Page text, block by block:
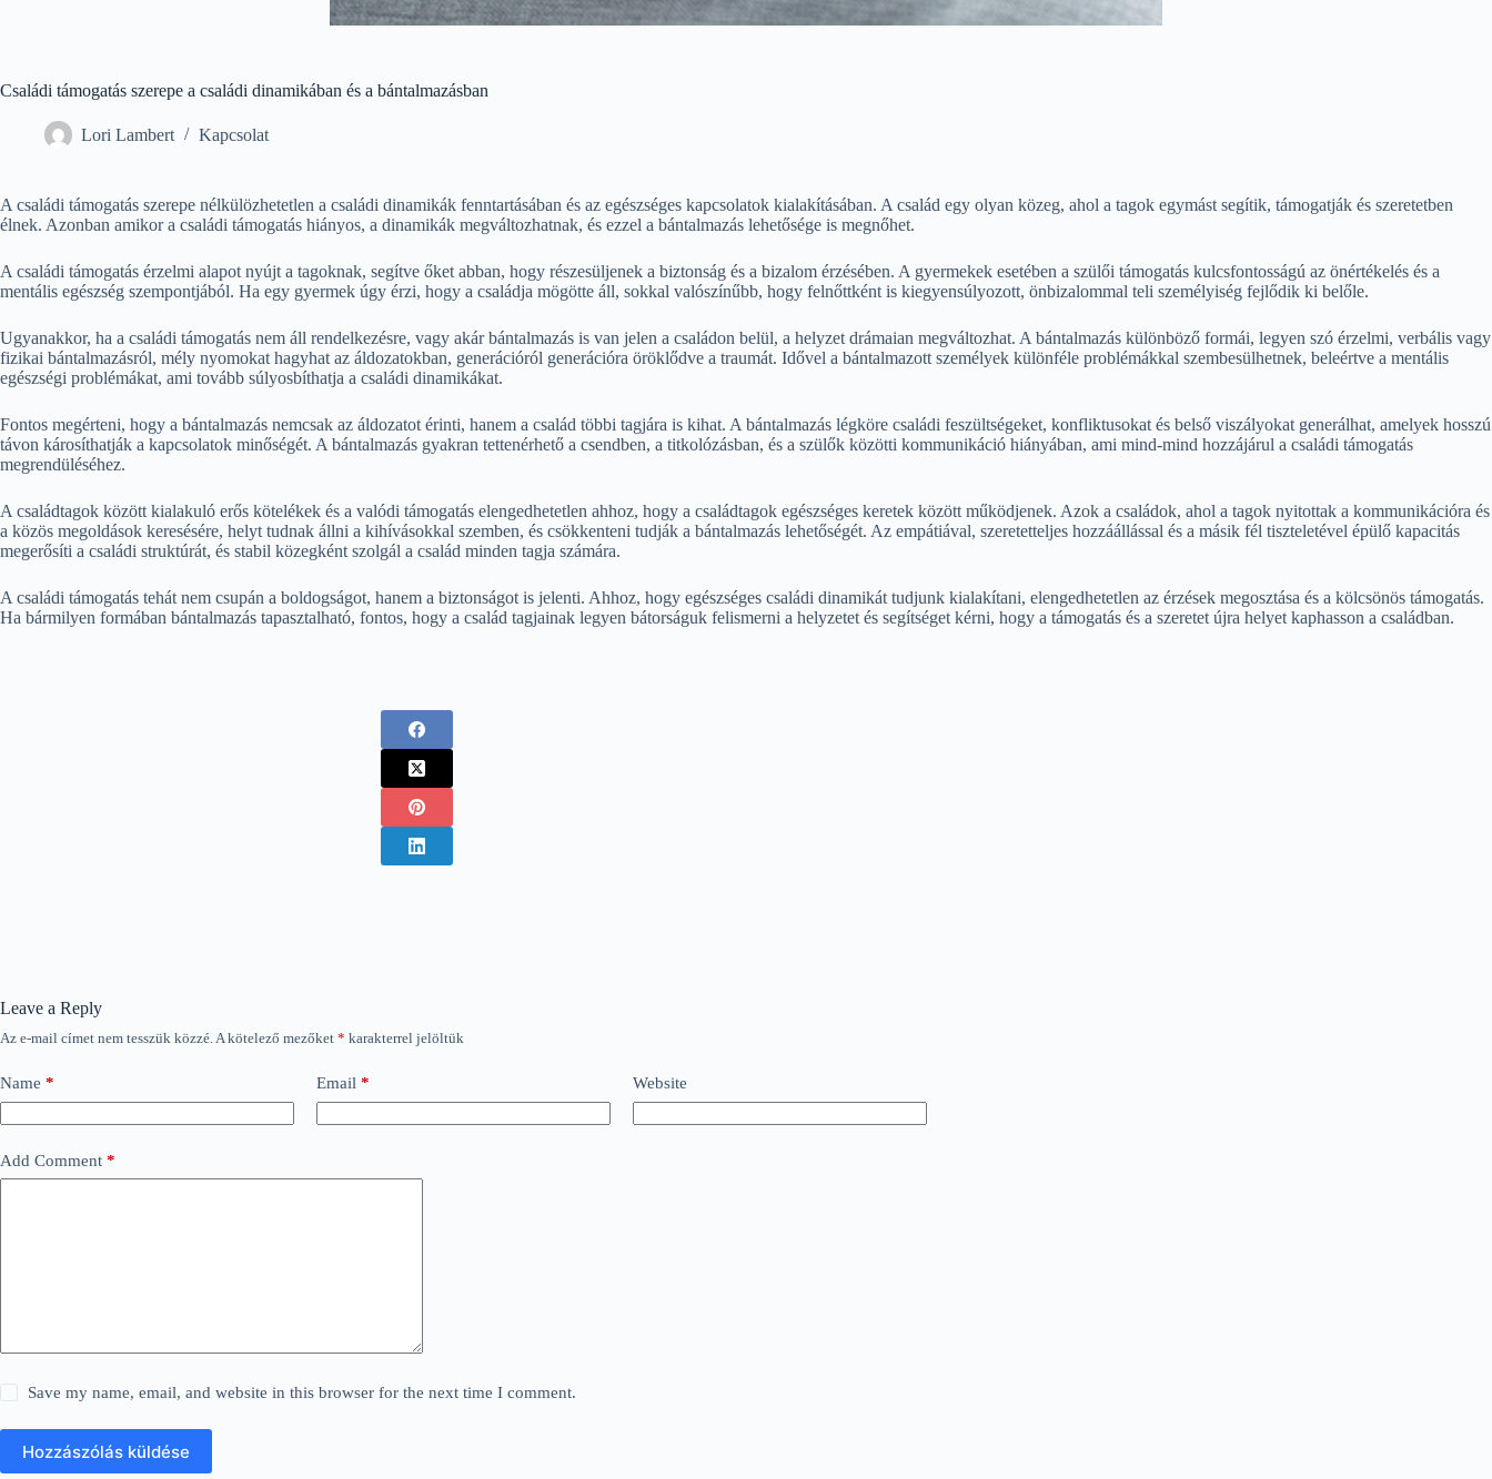
Családi támogatás szerepe a családi dinamikában és a bántalmazásban
Lori Lambert Kapcsolat
A családi támogatás szerepe nélkülözhetetlen a családi dinamikák fenntartásában és az egészséges kapcsolatok kialakításában. A család egy olyan közeg, ahol a tagok egymást segítik, támogatják és szeretetben
élnek. Azonban amikor a családi támogatás hiányos, a dinamikák megváltozhatnak, és ezzel a bántalmazás lehetősége is megnőhet.
A családi támogatás érzelmi alapot nyújt a tagoknak, segítve őket abban, hogy részesüljenek a biztonság és a bizalom érzésében. A gyermekek esetében a szülői támogatás kulcsfontosságú az önértékelés és a
mentális egészség szempontjából. Ha egy gyermek úgy érzi, hogy a családja mögötte áll, sokkal valószínűbb, hogy felnőttként is kiegyensúlyozott, önbizalommal teli személyiség fejlődik ki belőle.
Ugyanakkor, ha a családi támogatás nem áll rendelkezésre, vagy akár bántalmazás is van jelen a családon belül, a helyzet drámaian megváltozhat. A bántalmazás különböző formái, legyen szó érzelmi, verbális vagy
fizikai bántalmazásról, mély nyomokat hagyhat az áldozatokban, generációról generációra öröklődve a traumát. Idővel a bántalmazott személyek különféle problémákkal szembesülhetnek, beleértve a mentális
egészségi problémákat, ami tovább súlyosbíthatja a családi dinamikákat.
Fontos megérteni, hogy a bántalmazás nemcsak az áldozatot érinti, hanem a család többi tagjára is kihat. A bántalmazás légköre családi feszültségeket, konfliktusokat és belső viszályokat generálhat, amelyek hosszú
távon károsíthatják a kapcsolatok minőségét. A bántalmazás gyakran tettenérhető a csendben, a titkolózásban, és a szülők közötti kommunikáció hiányában, ami mind-mind hozzájárul a családi támogatás
megrendüléséhez.
A családtagok között kialakuló erős kötelékek és a valódi támogatás elengedhetetlen ahhoz, hogy a családtagok egészséges keretek között működjenek. Azok a családok, ahol a tagok nyitottak a kommunikációra és
a közös megoldások keresésére, helyt tudnak állni a kihívásokkal szemben, és csökkenteni tudják a bántalmazás lehetőségét. Az empátiával, szeretetteljes hozzáállással és a másik fél tiszteletével épülő kapacitás
megerősíti a családi struktúrát, és stabil közegként szolgál a család minden tagja számára.
A családi támogatás tehát nem csupán a boldogságot, hanem a biztonságot is jelenti. Ahhoz, hogy egészséges családi dinamikát tudjunk kialakítani, elengedhetetlen az érzések megosztása és a kölcsönös támogatás.
Ha bármilyen formában bántalmazás tapasztalható, fontos, hogy a család tagjainak legyen bátorságuk felismerni a helyzetet és segítséget kérni, hogy a támogatás és a szeretet újra helyet kaphasson a családban.
Leave a Reply
Az e-mail címet nem tesszük közzé.A kötelező mezőket * karakterrel jelöltük
Name * Email * Website
Add Comment *
Save my name, email, and website in this browser for the next time I comment.
Hozzászólás küldése